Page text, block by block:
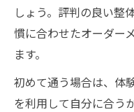
しょう。評判の良い整
慣に合わせたオーダー
ます。
初めて通う場合は、体
を利用して自分に合う